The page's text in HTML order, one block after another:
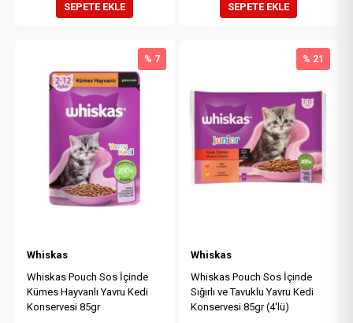
SEPETE EKLE SEPETE EKLE
Whiskas
Whiskas Pouch Sos İçinde
Kümes Hayvanlı Yavru Kedi
Konservesi 85gr
% 7
Whiskas
Whiskas Pouch Sos İçinde
Sığırlı ve Tavuklu Yavru Kedi
Konservesi 85gr (4'lü)
% 21